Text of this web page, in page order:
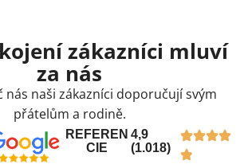
zákazníci mluví
za nás
nás naši zákazníci doporučují svým
přátelům a rodině.
REFEREN
CIE
4,9
(1.018)